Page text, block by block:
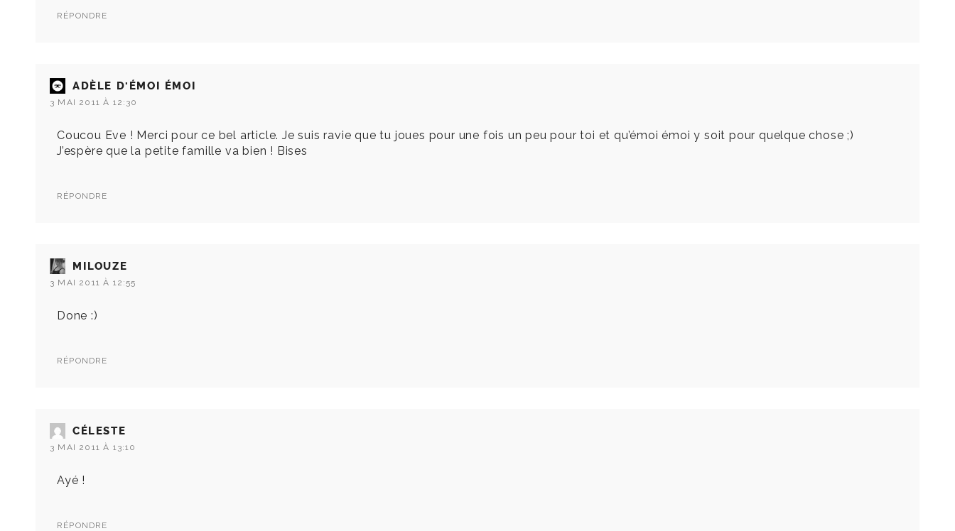
RÉPONDRE
ADÈLE D'ÉMOI ÉMOI
3 MAI 2011 À 12:30
Coucou Eve ! Merci pour ce bel article. Je suis ravie que tu joues pour une fois un peu pour toi et qu’émoi émoi y soit pour quelque chose ;)
J’espère que la petite famille va bien ! Bises
RÉPONDRE
MILOUZE
3 MAI 2011 À 12:55
Done :)
RÉPONDRE
CÉLESTE
3 MAI 2011 À 13:10
Ayé !
RÉPONDRE